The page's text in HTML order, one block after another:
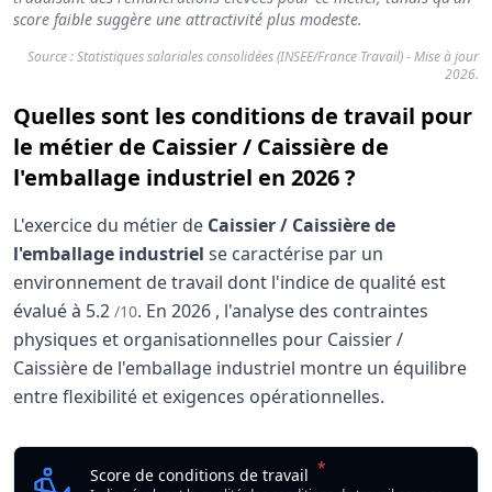
score faible suggère une attractivité plus modeste.
Source : Statistiques salariales consolidées (INSEE/France Travail) - Mise à jour
2026.
Quelles sont les conditions de travail pour
le métier de Caissier / Caissière de
l'emballage industriel en 2026 ?
L'exercice du métier de Caissier / Caissière de
l'emballage industriel se caractérise par un
environnement de travail dont l'indice de qualité est
évalué à 5.2 /10. En 2026 , l'analyse des contraintes
physiques et organisationnelles pour Caissier /
Caissière de l'emballage industriel montre un équilibre
entre flexibilité et exigences opérationnelles.
Analyse des conditions de travail : Caissier /
Indicateur
Score de conditions de travail *